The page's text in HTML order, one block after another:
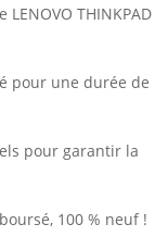
THINKPAD
pour une durée de
pour garantir la
100 % neuf !